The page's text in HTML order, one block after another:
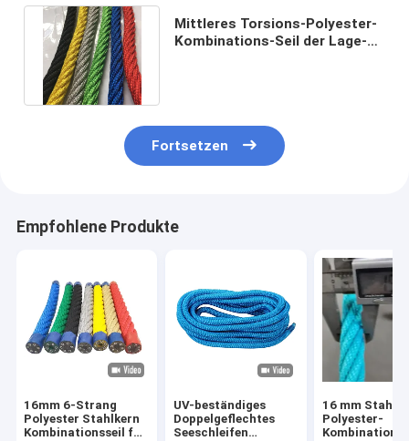
Mittleres Torsions-Polyester-
Kombinations-Seil der Lage-
Fortsetzen
Empfohlene Produkte
16mm 6-Strang
Polyester Stahlkern
Kombinationsseil für
UV-beständiges
Doppelgeflechtes
Seeschleifen
16 mm
Polyester-